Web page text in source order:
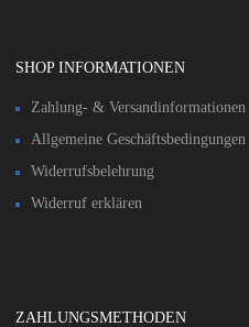
SHOP INFORMATIONEN
Zahlung- & Versandinformationen​
Allgemeine Geschäftsbedingungen
Widerrufsbelehrung
Widerruf erklären
ZAHLUNGSMETHODEN